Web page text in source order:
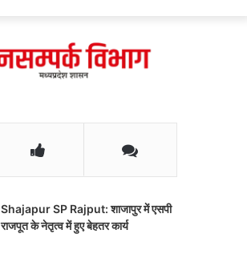
Shajapur SP Rajput: शाजापुर में एसपी
राजपूत के नेतृत्व में हुए बेहतर कार्य